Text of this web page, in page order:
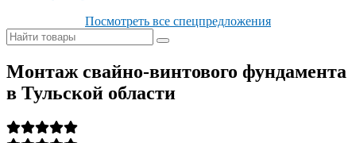
Посмотреть все спецпредложения
Монтаж свайно-винтового фундамента
в Тульской области